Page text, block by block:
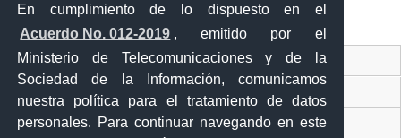
En cumplimiento de lo dispuesto en el
Acuerdo No. 012-2019 , emitido por el
Ministerio de Telecomunicaciones y de la
Sociedad de la Información, comunicamos
nuestra política para el tratamiento de datos
personales. Para continuar navegando en este
Ventanilla Única Virtual
Ventanilla Única de Comercio Exterior
Gobierno Abierto